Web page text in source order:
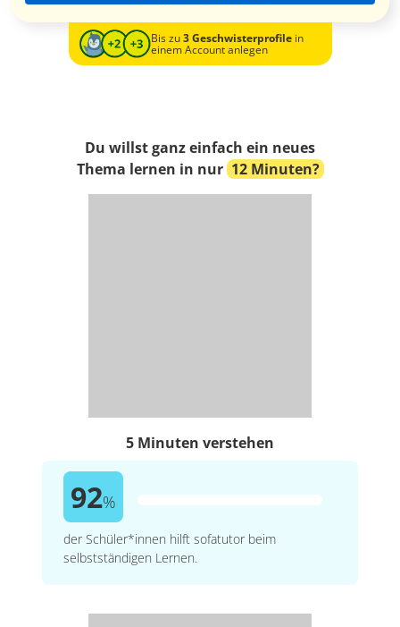
Bis zu3 Geschwisterprofilein
einem Account anlegen
Du willst ganz einfach ein neues
Thema lernen in nur 12 Minuten?
5 Minuten verstehen
92%
der Schüler*innen hilft sofatutor beim
selbstständigen Lernen.